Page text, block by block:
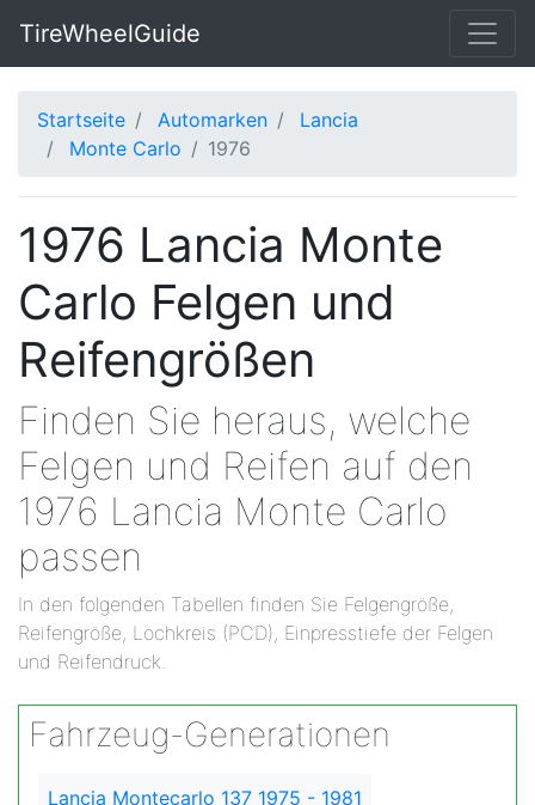
TireWheelGuide
Startseite Automarken
Lancia
Monte Carlo
1976
1976 Lancia Monte
Carlo Felgen und
Reifengrößen
Finden Sie heraus, welche
Felgen und Reifen auf den
1976 Lancia Monte Carlo
passen
In den folgenden Tabellen finden Sie Felgengröße,
Reifengröße, Lochkreis (PCD), Einpresstiefe der Felgen
und Reifendruck.
Fahrzeug-Generationen
Lancia Montecarlo 137 1975 - 1981